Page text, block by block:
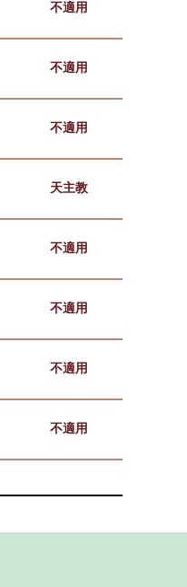
不適用
不適用
不適用
天主教
不適用
不適用
不適用
不適用